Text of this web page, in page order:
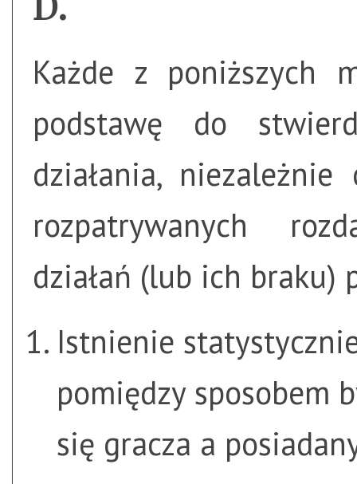
Każde z poniższych
podstawę do
działania,
rozpatrywanych
działań (lub ich braku)
Istnienie
pomiędzy sposobem
się gracza a